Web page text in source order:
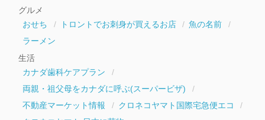
グルメ
おせち
トロントでお刺身が買えるお店
魚の名前
ラーメン
生活
カナダ歯科ケアプラン
両親・祖父母をカナダに呼ぶ(スーパービザ)
不動産マーケット情報
クロネコヤマト国際宅急便エコ